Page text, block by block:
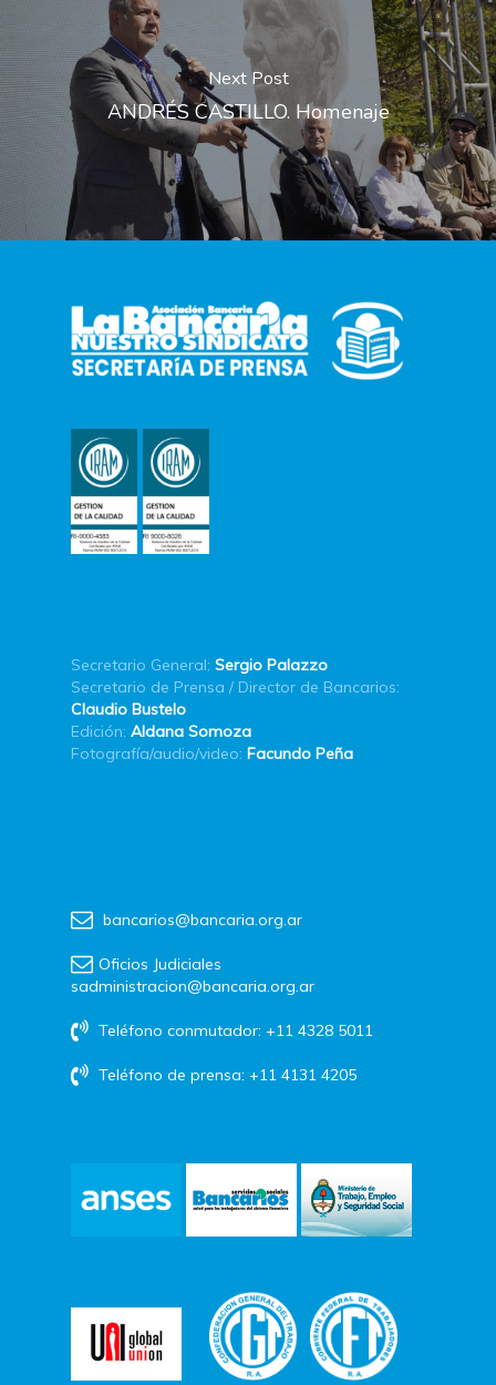
Next Post
ANDRÉS CASTILLO. Homenaje
Secretario General: Sergio Palazzo
Secretario de Prensa / Director de Bancarios:
Claudio Bustelo
Edición: Aldana Somoza
Fotografía/audio/video: Facundo Peña
bancarios@bancaria.org.ar
Oficios Judiciales
sadministracion@bancaria.org.ar
Teléfono conmutador: +11 4328 5011
Teléfono de prensa: +11 4131 4205